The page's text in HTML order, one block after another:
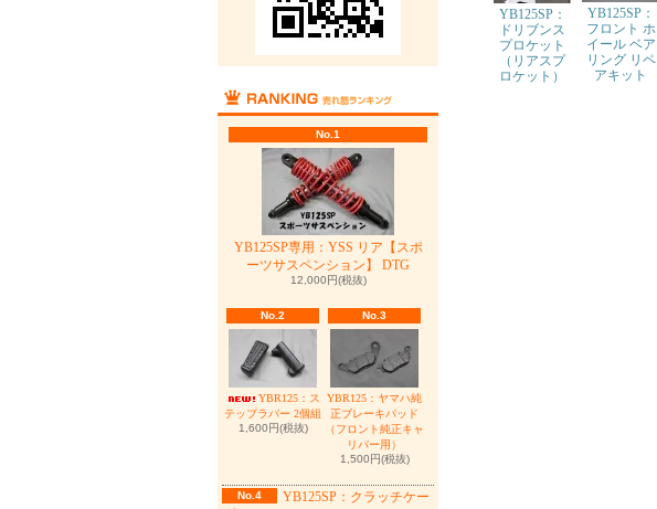
No.1
YB125SP専用：YSS リア【スポ
ーツサスペンション】 DTG
12,000円(税抜)
No.2
YBR125：ス
テップラバー 2個組
1,600円(税抜)
No.3
YBR125：ヤマハ純
正ブレーキパッド
（フロント純正キャ
リパー用）
1,500円(税抜)
No.4
YB125SP：クラッチケー
YB125SP：
ドリブンス
プロケット
（リアスプ
ロケット）
YB125SP：
フロント ホ
イール ベア
リング リペ
アキット